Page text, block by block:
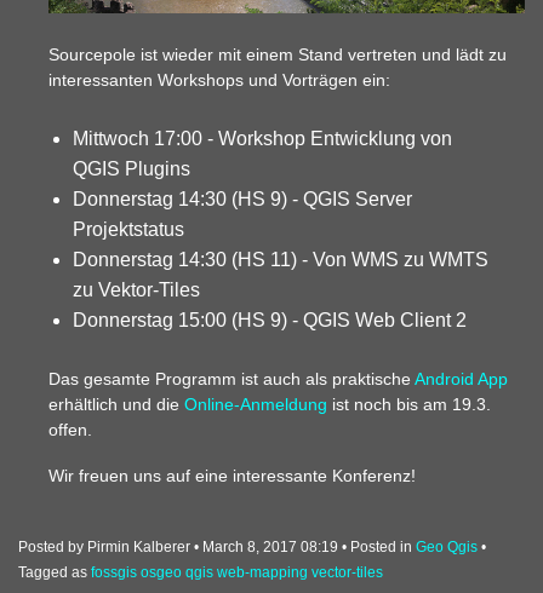
Sourcepole ist wieder mit einem Stand vertreten und lädt zu
interessanten Workshops und Vorträgen ein:
Mittwoch 17:00 - Workshop Entwicklung von
QGIS Plugins
Donnerstag 14:30 (HS 9) - QGIS Server
Projektstatus
Donnerstag 14:30 (HS 11) - Von WMS zu WMTS
zu Vektor-Tiles
Donnerstag 15:00 (HS 9) - QGIS Web Client 2
Das gesamte Programm ist auch als praktische Android App
erhältlich und die Online-Anmeldung ist noch bis am 19.3.
offen.
Wir freuen uns auf eine interessante Konferenz!
Posted by Pirmin Kalberer March 8, 2017 08:19 Posted in Geo Qgis
Tagged as fossgis osgeo qgis web-mapping vector-tiles